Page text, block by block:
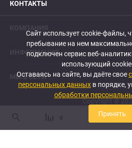
КОНТАКТЫ
ИНФОРМАЦИЯ
МЫ В СЕТИ
Copyright ©
0 0
Сайт использует cookie-файлы,
пребывание на нем
подключен сервис веб-
использующий
Оставаясь на сайте, вы даёте свое
персональных данных в порядке,
обработки
Принять